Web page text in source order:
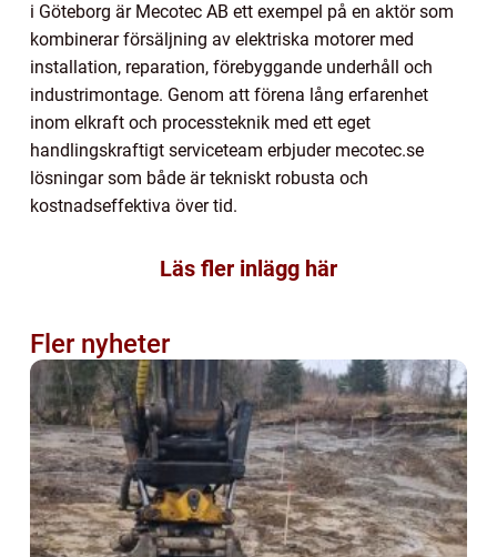
i Göteborg är Mecotec AB ett exempel på en aktör som
kombinerar försäljning av elektriska motorer med
installation, reparation, förebyggande underhåll och
industrimontage. Genom att förena lång erfarenhet
inom elkraft och processteknik med ett eget
handlingskraftigt serviceteam erbjuder mecotec.se
lösningar som både är tekniskt robusta och
kostnadseffektiva över tid.
Läs fler inlägg här
Fler nyheter